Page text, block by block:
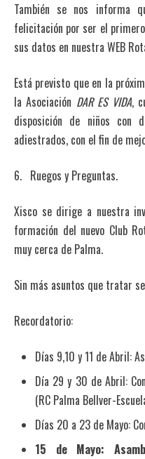
También se nos informa
felicitación por ser el
sus datos en nuestra WEB
Está previsto que en la
la Asociación DAR ES VIDA,
disposición de niños con
adiestrados, con el fin de
6. Ruegos y Preguntas.
Xisco se dirige a nuestra
formación del nuevo Club
muy cerca de Palma.
Sin más asuntos que tratar
Recordatorio:
Días 9,10 y 11 de Abril:
Día 29 y 30 de Abril:
(RC Palma Bellver-
Días 20 a 23 de Mayo:
15 de Mayo: